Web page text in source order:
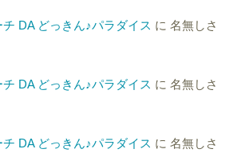
DA どっきん♪パラダイス に 名無しさ
DA どっきん♪パラダイス に 名無しさ
DA どっきん♪パラダイス に 名無しさ